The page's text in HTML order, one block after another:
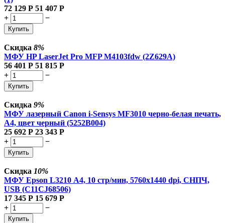
72 129 Р 51 407 Р
+
−
Купить
Скидка 8%
МФУ HP LaserJet Pro MFP M4103fdw (2Z629A)
56 401 Р 51 815 Р
+
−
Купить
Скидка 9%
МФУ лазерный Canon i-Sensys MF3010 черно-белая печать,
A4, цвет черный (5252B004)
25 692 Р 23 343 Р
+
−
Купить
Скидка 10%
МФУ Epson L3210 А4, 10 стр/мин, 5760х1440 dpi, СНПЧ,
USB (C11CJ68506)
17 345 Р 15 679 Р
+
−
Купить